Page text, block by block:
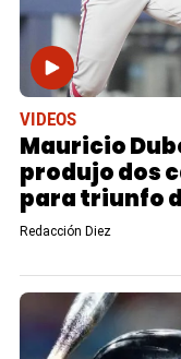
VIDEOS
Mauricio
produjo dos
para triunfo
Redacción Diez